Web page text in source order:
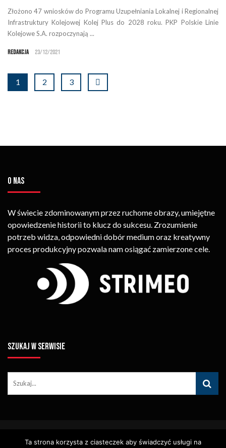
Złożono 47 wniosków do Programu Uzupełniania Lokalnej i Regionalnej
Infrastruktury Kolejowej Kolej Plus do 2028 roku. PKP Polskie Linie
Kolejowe S.A. rozpoczynają ...
Redakcja 23/12/2021
1 2 3
O NAS
W świecie zdominowanym przez ruchome obrazy, umiejętne
opowiedzenie historii to klucz do sukcesu. Zrozumienie
potrzeb widza, odpowiedni dobór medium oraz kreatywny
proces produkcyjny pozwala nam osiągać zamierzone cele.
SZUKAJ W SERWISIE
Tym Zdjęć, Materiałów Wideo) Bez Pisemnego Zezwolenia
Ta strona korzysta z ciasteczek aby świadczyć usługi na